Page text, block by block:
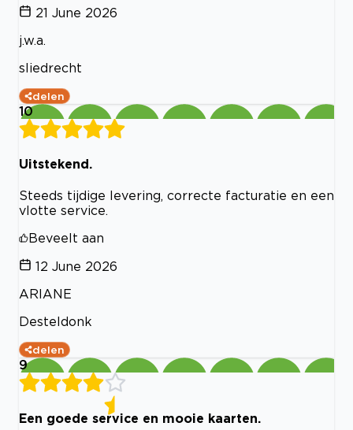
21 June 2026
j.w.a.
sliedrecht
delen
10
Uitstekend.
Steeds tijdige levering, correcte facturatie en een
vlotte service.
Beveelt aan
12 June 2026
ARIANE
Desteldonk
delen
9
Een goede service en mooie kaarten.